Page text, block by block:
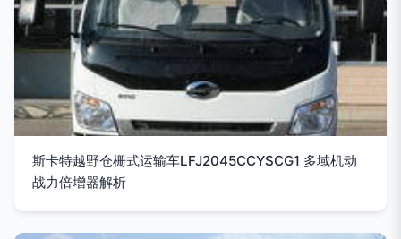
斯卡特越野仓栅式运输车LFJ2045CCYSCG1 多域机动
战力倍增器解析